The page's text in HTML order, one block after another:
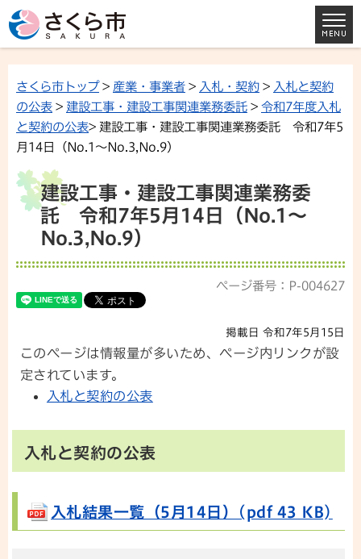
さくら市トップ> 産業・事業者 > 入札・契約 > 入札と契約
の公表 > 建設工事・建設工事関連業務委託 > 令和7年度入札
と契約の公表> 建設工事・建設工事関連業務委託 令和7年5
月14日（No.1〜No.3,No.9）
建設工事・建設工事関連業務委
託 令和7年5月14日（No.1〜
No.3,No.9）
ページ番号：P-004627
掲載日 令和7年5月15日
このページは情報量が多いため、ページ内リンクが設
定されています。
入札と契約の公表
入札と契約の公表
入札結果一覧（5月14日）(pdf 43 KB)